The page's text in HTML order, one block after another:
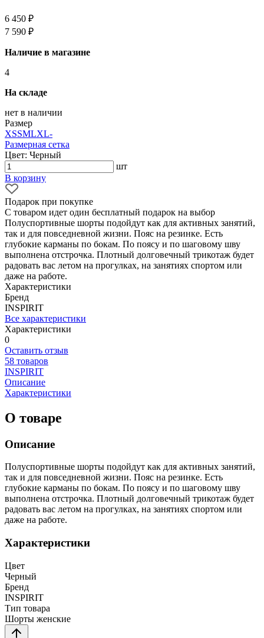
6 450 ₽
7 590 ₽
Наличие в магазине
4
На складе
нет в наличии
Размер
XSSMLXL-
Размерная сетка
Цвет: Черный
шт
В корзину
Подарок при покупке
С товаром идет один бесплатный подарок на выбор
Полуспортивные шорты подойдут как для активных занятий,
так и для повседневной жизни. Пояс на резинке. Есть
глубокие карманы по бокам. По поясу и по шаговому шву
выполнена отстрочка. Плотный долговечный трикотаж будет
радовать вас летом на прогулках, на занятиях спортом или
даже на работе.
Характеристики
Бренд
INSPIRIT
Все характеристики
Характеристики
0
Оставить отзыв
58 товаров
INSPIRIT
Описание
Характеристики
О товаре
Описание
Полуспортивные шорты подойдут как для активных занятий,
так и для повседневной жизни. Пояс на резинке. Есть
глубокие карманы по бокам. По поясу и по шаговому шву
выполнена отстрочка. Плотный долговечный трикотаж будет
радовать вас летом на прогулках, на занятиях спортом или
даже на работе.
Характеристики
Цвет
Черный
Бренд
INSPIRIT
Тип товара
Шорты женские